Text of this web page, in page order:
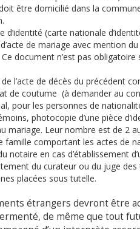
être domicilié dans la
d’identité (carte nationale
de mariage avec mention
document n’est pas
l’acte de décès du précédent
de coutume (à demander au
pour les personnes de
photocopie d’une pièce
mariage. Leur nombre est de 2
famille comportant les actes de
notaire en cas d’établissement
du curateur ou du juge
placées sous tutelle.
étrangers devront être
de même que tout